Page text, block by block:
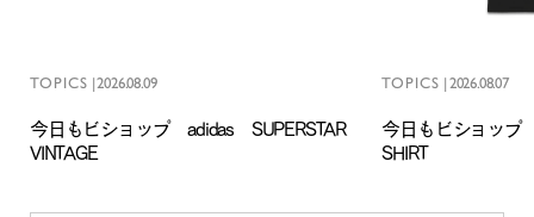
TOPICS |2026.08.09
今日もビショップ adidas SUPERSTAR
VINTAGE
TOPICS | 2026.08.07
今日もビショッ
SHIRT